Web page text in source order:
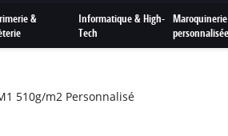
&
Informatique & High-
Tech
Maroquinerie
personnalisée
510g/m2 Personnalisé